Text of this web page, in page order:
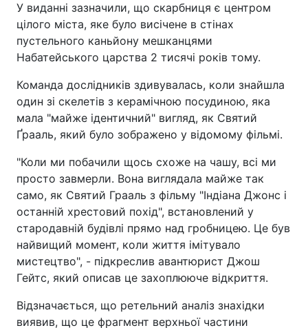
У виданні зазначили, що скарбниця є центром
цілого міста, яке було висічене в стінах
пустельного каньйону мешканцями
Набатейського царства 2 тисячі років тому.
Команда дослідників здивувалась, коли знайшла
один зі скелетів з керамічною посудиною, яка
мала "майже ідентичний" вигляд, як Святий
Ґрааль, який було зображено у відомому фільмі.
"Коли ми побачили щось схоже на чашу, всі ми
просто завмерли. Вона виглядала майже так
само, як Святий Грааль з фільму "Індіана Джонс і
останній хрестовий похід", встановлений у
стародавній будівлі прямо над гробницею. Це був
найвищий момент, коли життя імітувало
мистецтво", - підкреслив авантюрист Джош
Гейтс, який описав це захоплююче відкриття.
Відзначається, що ретельний аналіз знахідки
виявив, що це фрагмент верхньої частини